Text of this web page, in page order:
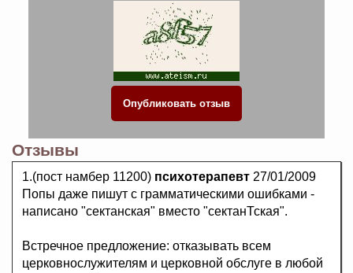
Отзывы
1.(пост намбер 11200) психотерапевт 27/01/2009
Попы даже пишут с грамматическими ошибками -
написано "сектанская" вместо "сектанТская".
Встречное предложение: отказывать всем
церковнослужителям и церковной обслуге в любой